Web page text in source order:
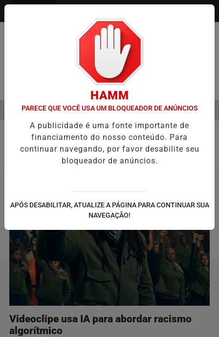
Pesquisar Notícia
VIRADA DO VAREJO ÓPTICO EM 2026 WELTON LEMOS REÚNE
EM ALTA
MENU
Notícias Corporativas
Videoclipe usa IA para abordar racismo
algorítmico
HAMM
PARECE QUE VOCÊ USA UM BLOQUEADOR DE ANÚNCIOS
A publicidade é uma fonte importante de
financiamento do nosso conteúdo. Para
continuar navegando, por favor desabilite seu
bloqueador de anúncios.
APÓS DESABILITAR, ATUALIZE A PÁGINA PARA CONTINUAR SUA
NAVEGAÇÃO!